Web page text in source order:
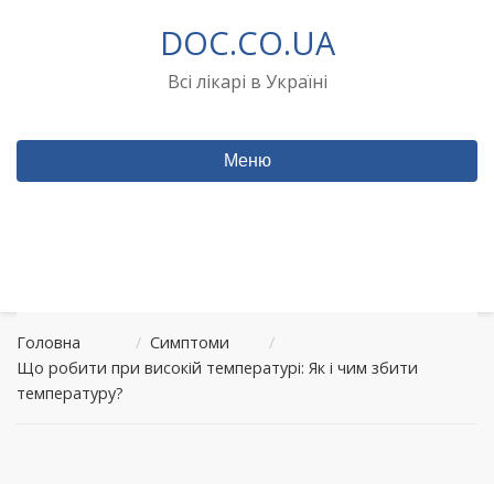
DOC.CO.UA
Всі лікарі в Україні
Меню
Головна / Симптоми
/
Що робити при високій температурі: Як і чим збити
температуру?